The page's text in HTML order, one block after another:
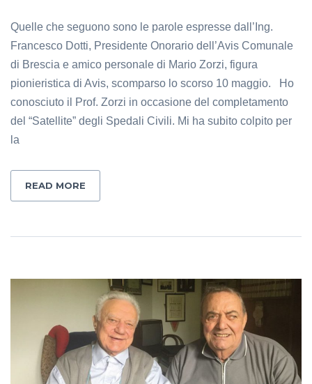
Quelle che seguono sono le parole espresse dall’Ing.
Francesco Dotti, Presidente Onorario dell’Avis Comunale
di Brescia e amico personale di Mario Zorzi, figura
pionieristica di Avis, scomparso lo scorso 10 maggio. Ho
conosciuto il Prof. Zorzi in occasione del completamento
del “Satellite” degli Spedali Civili. Mi ha subito colpito per
la
READ MORE